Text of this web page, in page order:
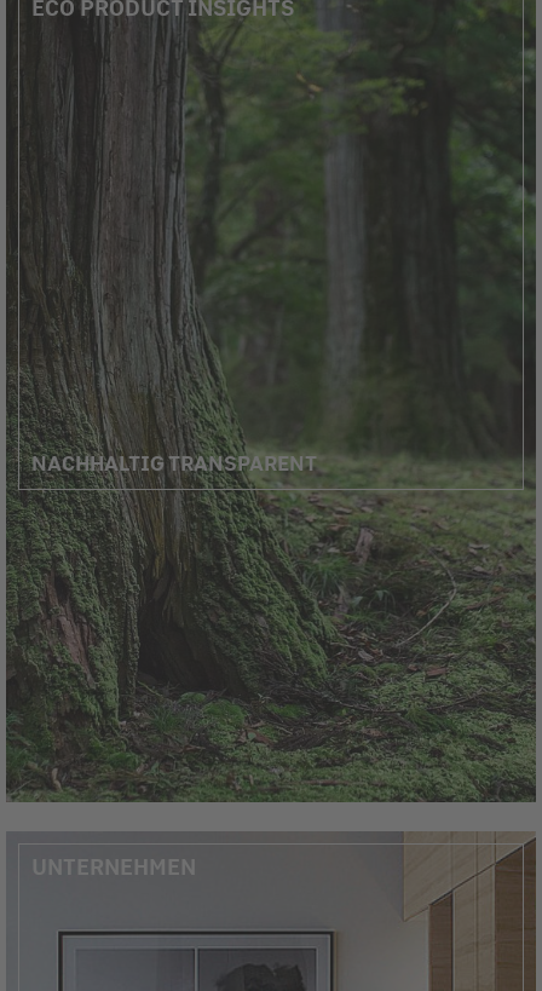
ECO PRODUCT INSIGHTS
NACHHALTIG TRANSPARENT
UNTERNEHMEN